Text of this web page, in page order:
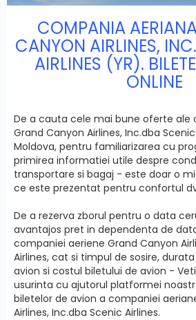
COMPANIA
CANYON AIRLINES,
AIRLINES (YR).
ONLINE
De a cauta cele mai bune oferte ale
Grand Canyon Airlines, Inc.dba
Moldova, pentru familiarizarea cu
primirea informatiei utile despre
transportare si bagaj - este doar o
ce este prezentat pentru confortul
De a rezerva zborul pentru o data
avantajos pret in dependenta de
companiei aeriene Grand Canyon
Airlines, cat si timpul de sosire,
avion si costul biletului de avion -
usurinta cu ajutorul platformei
biletelor de avion a companiei
Airlines, Inc.dba Scenic Airlines.